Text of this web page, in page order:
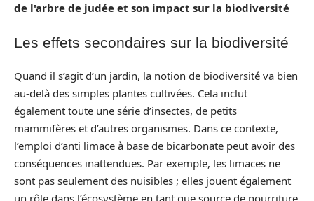
de l'arbre de judée et son impact sur la biodiversité
Les effets secondaires sur la biodiversité
Quand il s’agit d’un jardin, la notion de biodiversité va bien
au-delà des simples plantes cultivées. Cela inclut
également toute une série d’insectes, de petits
mammifères et d’autres organismes. Dans ce contexte,
l’emploi d’anti limace à base de bicarbonate peut avoir des
conséquences inattendues. Par exemple, les limaces ne
sont pas seulement des nuisibles ; elles jouent également
un rôle dans l’écosystème en tant que source de nourriture